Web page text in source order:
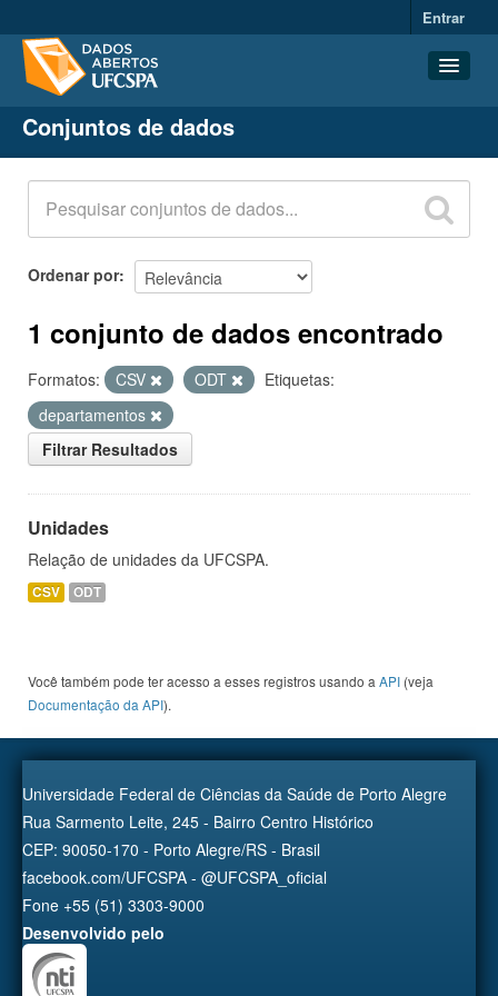
Entrar
Conjuntos de dados
Organizações
Grupos
Sobre
Conjuntos de dados
Ordenar por
1 conjunto de dados encontrado
Formatos: CSV ODT
Etiquetas:
departamentos
Filtrar Resultados
Unidades
Relação de unidades da UFCSPA.
CSV ODT
Você também pode ter acesso a esses registros usando a API (veja
Documentação da API).
Universidade Federal de Ciências da Saúde de Porto Alegre
Rua Sarmento Leite, 245 - Bairro Centro Histórico
CEP: 90050-170 - Porto Alegre/RS - Brasil
facebook.com/UFCSPA - @UFCSPA_oficial
Fone +55 (51) 3303-9000
Desenvolvido pelo